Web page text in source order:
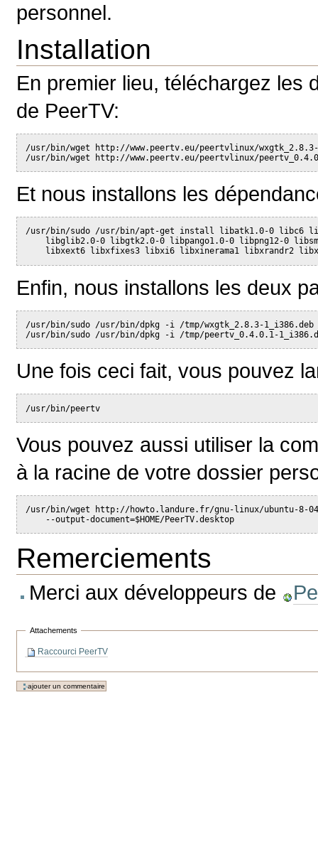
personnel.
Installation
En premier lieu, téléchargez les
de PeerTV:
/usr/bin/wget http://www.peertv.eu/peertvlinux/wxgtk_2.8.3-
/usr/bin/wget http://www.peertv.eu/peertvlinux/
Et nous installons les
/usr/bin/sudo /usr/bin/apt-get install libatk1.0-0 libc6
libglib2.0-0 libgtk2.0-0 libpango1.0-0 libpng12-0
libxext6 libxfixes3 libxi6 libxinerama1 libxrandr2
Enfin, nous installons les deux
/usr/bin/sudo /usr/bin/dpkg -i /tmp/wxgtk_2.8.3-1_i386.deb
/usr/bin/sudo /usr/bin/dpkg -i /tmp/peertv_0.4.0.1-
Une fois ceci fait, vous pouvez
/usr/bin/peertv
Vous pouvez aussi utiliser la
à la racine de votre dossier
/usr/bin/wget http://howto.landure.fr/gnu-linux/ubuntu-8-
    --output-document=$HOME/PeerTV.desktop
Remerciements
Merci aux développeurs de
Attachements
Raccourci PeerTV